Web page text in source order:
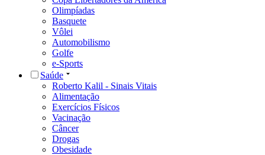
Olimpíadas
Basquete
Vôlei
Automobilismo
Golfe
e-Sports
Saúde
Roberto Kalil - Sinais Vitais
Alimentação
Exercícios Físicos
Vacinação
Câncer
Drogas
Obesidade